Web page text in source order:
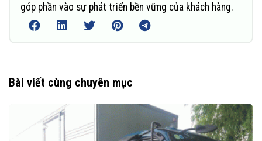
góp phần vào sự phát triển bền vững của khách hàng.
Bài viết cùng chuyên mục